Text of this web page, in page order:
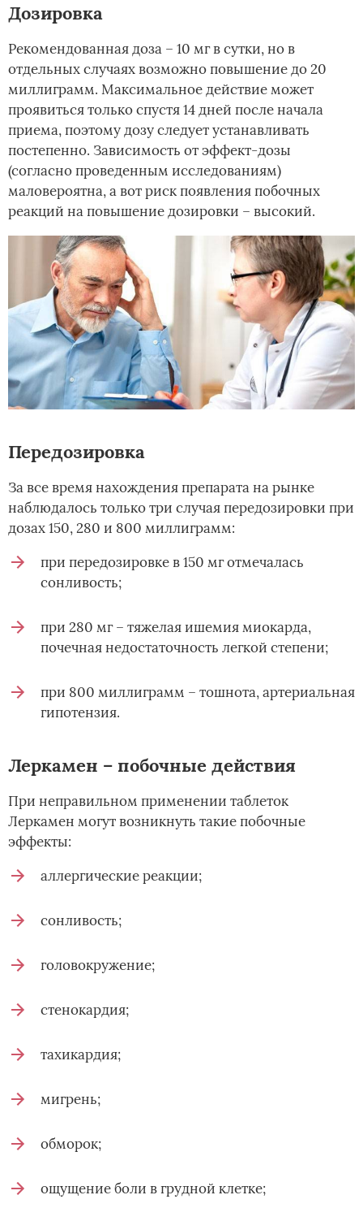
Дозировка
Рекомендованная доза – 10 мг в сутки, но в
отдельных случаях возможно повышение до 20
миллиграмм. Максимальное действие может
проявиться только спустя 14 дней после начала
приема, поэтому дозу следует устанавливать
постепенно. Зависимость от эффект-дозы
(согласно проведенным исследованиям)
маловероятна, а вот риск появления побочных
реакций на повышение дозировки – высокий.
Передозировка
За все время нахождения препарата на рынке
наблюдалось только три случая передозировки при
дозах 150, 280 и 800 миллиграмм:
при передозировке в 150 мг отмечалась
сонливость;
при 280 мг – тяжелая ишемия миокарда,
почечная недостаточность легкой степени;
при 800 миллиграмм – тошнота, артериальная
гипотензия.
Леркамен – побочные действия
При неправильном применении таблеток
Леркамен могут возникнуть такие побочные
эффекты:
аллергические реакции;
сонливость;
головокружение;
стенокардия;
тахикардия;
мигрень;
обморок;
ощущение боли в грудной клетке;